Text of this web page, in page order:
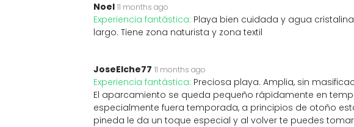
Noel 11 months ago
Experiencia fantástica: Playa bien cuidada y agua
largo. Tiene zona naturista y zona textil
JoseElche77 11 months ago
Experiencia fantástica: Preciosa playa. Amplia, sin
El aparcamiento se queda pequeño rápidamente en
especialmente fuera temporada, a principios de otoño
pineda le da un toque especial y al volver te puedes